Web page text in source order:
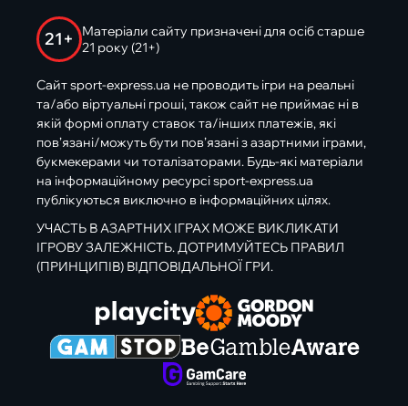
21+
Матеріали сайту призначені для осіб старше
21 року (21+)
Сайт sport-express.ua не проводить ігри на реальні
та/або віртуальні гроші, також сайт не приймає ні в
якій формі оплату ставок та/інших платежів, які
пов’язані/можуть бути пов’язані з азартними іграми,
букмекерами чи тоталізаторами. Будь-які матеріали
на інформаційному ресурсі sport-express.ua
публікуються виключно в інформаційних цілях.
УЧАСТЬ В АЗАРТНИХ ІГРАХ МОЖЕ ВИКЛИКАТИ
ІГРОВУ ЗАЛЕЖНІСТЬ. ДОТРИМУЙТЕСЬ ПРАВИЛ
(ПРИНЦИПІВ) ВІДПОВІДАЛЬНОЇ ГРИ.